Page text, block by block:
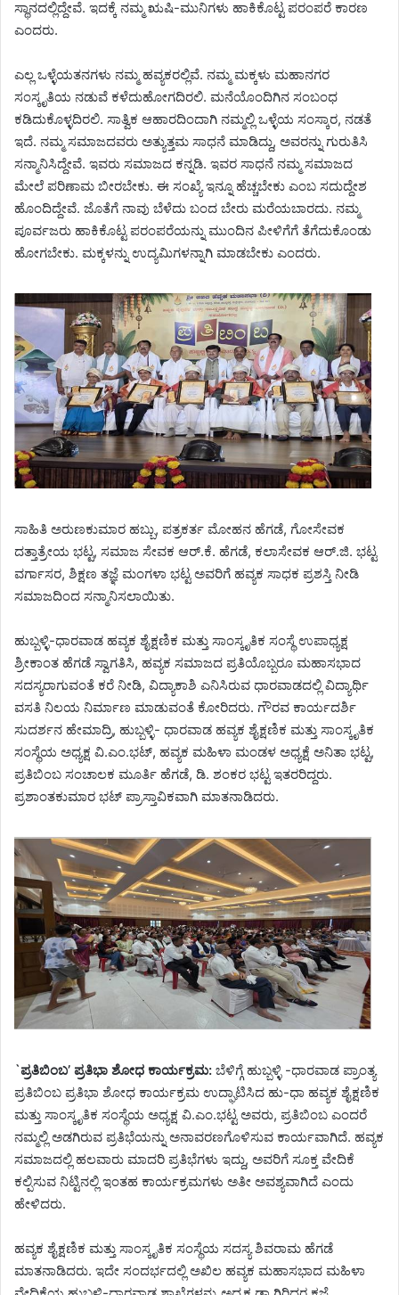
ಸ್ಥಾನದಲ್ಲಿದ್ದೇವೆ. ಇದಕ್ಕೆ ನಮ್ಮ ಋಷಿ-ಮುನಿಗಳು ಹಾಕಿಕೊಟ್ಟ ಪರಂಪರೆ ಕಾರಣ
ಎಂದರು.
ಎಲ್ಲ ಒಳ್ಳೆಯತನಗಳು ನಮ್ಮ ಹವ್ಯಕರಲ್ಲಿವೆ. ನಮ್ಮ ಮಕ್ಕಳು ಮಹಾನಗರ
ಸಂಸ್ಕೃತಿಯ ನಡುವೆ ಕಳೆದುಹೋಗದಿರಲಿ. ಮನೆಯೊಂದಿಗಿನ ಸಂಬಂಧ
ಕಡಿದುಕೊಳ್ಳದಿರಲಿ. ಸಾತ್ವಿಕ ಆಹಾರದಿಂದಾ​ಗಿ ನಮ್ಮಲ್ಲಿ ಒಳ್ಳೆಯ ಸಂಸ್ಕಾರ, ನಡತೆ
ಇದೆ. ನಮ್ಮ ಸಮಾಜದವರು ಅತ್ಯುತ್ತಮ ಸಾಧನೆ ಮಾಡಿದ್ದು, ಅವರನ್ನು ಗುರುತಿಸಿ
ಸನ್ಮಾನಿಸಿದ್ದೇವೆ. ಇವರು ಸಮಾಜದ ಕನ್ನಡಿ. ಇವರ ಸಾಧನೆ ನಮ್ಮ ಸಮಾಜದ
ಮೇಲೆ ಪರಿಣಾಮ ಬೀರಬೇಕು. ಈ ಸಂಖ್ಯೆ ಇನ್ನೂ ಹೆಚ್ಚಬೇಕು ಎಂಬ ಸದುದ್ದೇಶ
ಹೊಂದಿದ್ದೇವೆ. ಜೊತೆಗೆ ನಾವು ಬೆಳೆದು ಬಂದ ಬೇರು ಮರೆಯಬಾರದು. ನಮ್ಮ
ಪೂರ್ವಜರು ಹಾಕಿಕೊಟ್ಟ ಪರಂಪರೆಯನ್ನು ಮುಂದಿನ ಪೀಳಿಗೆಗೆ ತೆಗೆದುಕೊಂಡು
ಹೋಗಬೇಕು. ಮಕ್ಕಳನ್ನು ಉದ್ಯಮಿಗಳನ್ನಾಗಿ ಮಾಡಬೇಕು ಎಂದರು.
ಸಾಹಿತಿ ಅರುಣಕುಮಾರ ಹಬ್ಬು, ಪತ್ರಕರ್ತ ಮೋಹನ ಹೆಗಡೆ, ಗೋಸೇವಕ
ದತ್ತಾತ್ರೇಯ ಭಟ್ಟ, ಸಮಾಜ ಸೇವಕ ಆರ್.ಕೆ. ಹೆಗಡೆ, ಕಲಾಸೇವಕ ಆರ್.ಜಿ. ಭಟ್ಟ
ವರ್ಗಾಸರ, ಶಿಕ್ಷಣ ತಜ್ಞೆ ಮಂಗಳಾ ಭಟ್ಟ ಅವರಿಗೆ ಹವ್ಯಕ ಸಾಧಕ ಪ್ರಶಸ್ತಿ ನೀಡಿ
ಸಮಾಜದಿಂದ ಸನ್ಮಾನಿಸಲಾಯಿತು.
ಹುಬ್ಬಳ್ಳಿ-ಧಾರವಾಡ ಹವ್ಯಕ ಶೈಕ್ಷಣಿಕ ಮತ್ತು ಸಾಂಸ್ಕೃತಿಕ ಸಂಸ್ಥೆ ಉಪಾಧ್ಯಕ್ಷ
ಶ್ರೀಕಾಂತ ಹೆಗಡೆ ಸ್ವಾಗತಿಸಿ, ಹವ್ಯಕ ಸಮಾಜದ ಪ್ರತಿಯೊಬ್ಬರೂ ಮಹಾಸಭಾದ
ಸದಸ್ಯರಾಗುವಂತೆ ಕರೆ ನೀಡಿ, ವಿದ್ಯಾಕಾಶಿ ಎನಿಸಿರುವ ಧಾರವಾಡದಲ್ಲಿ ವಿದ್ಯಾರ್ಥಿ
ವಸತಿ ನಿಲಯ ನಿರ್ಮಾಣ ಮಾಡುವಂತೆ ಕೋರಿದರು. ಗೌರವ ಕಾರ್ಯದರ್ಶಿ
ಸುದರ್ಶನ ಹೇಮಾದ್ರಿ, ಹುಬ್ಬಳ್ಳಿ- ಧಾರವಾಡ ಹವ್ಯಕ ಶೈಕ್ಷಣಿಕ ಮತ್ತು ಸಾಂಸ್ಕೃತಿಕ
ಸಂಸ್ಥೆಯ ಅಧ್ಯಕ್ಷ ವಿ.ಎಂ.ಭಟ್, ಹವ್ಯಕ ಮಹಿಳಾ ಮಂಡಳ ಅಧ್ಯಕ್ಷೆ ಅನಿತಾ ಭಟ್ಟ,
ಪ್ರತಿಬಿಂಬ ಸಂಚಾಲಕ ಮೂರ್ತಿ ಹೆಗಡೆ, ಡಿ. ಶಂಕರ ಭಟ್ಟ ಇತರರಿದ್ದರು.
ಪ್ರಶಾಂತಕುಮಾರ ಭಟ್ ಪ್ರಾಸ್ತಾವಿಕವಾಗಿ ಮಾತನಾಡಿದರು.
`ಪ್ರತಿಬಿಂಬ’ ಪ್ರತಿಭಾ ಶೋಧ ಕಾರ್ಯಕ್ರಮ: ಬೆಳಿಗ್ಗೆ ಹುಬ್ಬಳ್ಳಿ -ಧಾರವಾಡ ಪ್ರಾಂತ್ಯ
ಪ್ರತಿಬಿಂಬ ಪ್ರತಿಭಾ ಶೋಧ ಕಾರ್ಯಕ್ರಮ ಉದ್ಘಾಟಿಸಿದ ಹು-ಧಾ ಹವ್ಯಕ ಶೈಕ್ಷಣಿಕ
ಮತ್ತು ಸಾಂಸ್ಕೃತಿಕ ಸಂಸ್ಥೆಯ ಅಧ್ಯಕ್ಷ ವಿ.ಎಂ.ಭಟ್ಟ ಅವರು, ಪ್ರತಿಬಿಂಬ ಎಂದರೆ
ನಮ್ಮಲ್ಲಿ ಅಡಗಿರುವ ಪ್ರತಿಭೆಯನ್ನು ಅನಾವರಣಗೊಳಿಸುವ ಕಾರ್ಯವಾಗಿದೆ. ಹವ್ಯಕ
ಸಮಾಜದಲ್ಲಿ ಹಲವಾರು ಮಾದರಿ ಪ್ರತಿಭೆಗಳು ಇದ್ದು, ಅವರಿಗೆ ಸೂಕ್ತ ವೇದಿಕೆ
ಕಲ್ಪಿಸುವ ನಿಟ್ಟಿನಲ್ಲಿ ಇಂತಹ ಕಾರ್ಯಕ್ರಮಗಳು ಅತೀ ಅವಶ್ಯವಾಗಿದೆ ಎಂದು
ಹೇಳಿದರು.
ಹವ್ಯಕ ಶೈಕ್ಷಣಿಕ ಮತ್ತು ಸಾಂಸ್ಕೃತಿಕ ಸಂಸ್ಥೆಯ ಸದಸ್ಯ ಶಿವರಾಮ ಹೆಗಡೆ
ಮಾತನಾಡಿದರು. ಇದೇ ಸಂದರ್ಭದಲ್ಲಿ ಅಖಿಲ ಹವ್ಯಕ ಮಹಾಸಭಾದ ಮಹಿಳಾ